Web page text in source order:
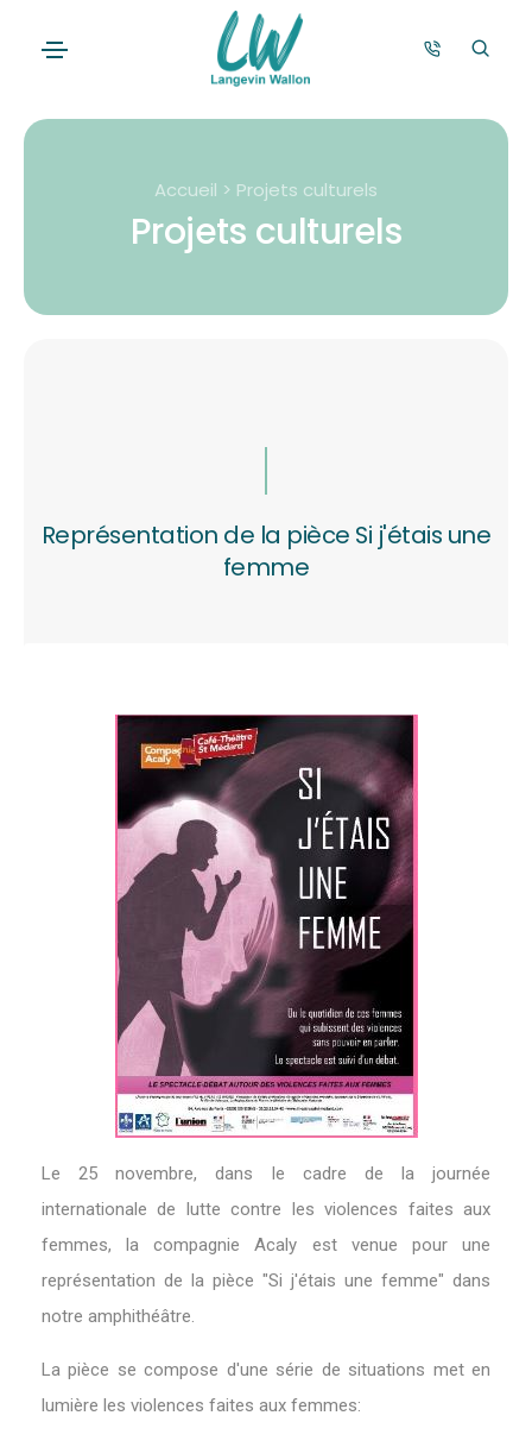
Accueil > Projets culturels
Projets culturels
Représentation de la pièce Si j'étais une
femme
Le 25 novembre, dans le cadre de la journée
internationale de lutte contre les violences faites aux
femmes, la compagnie Acaly est venue pour une
représentation de la pièce "Si j'étais une femme" dans
notre amphithéâtre.
La pièce se compose d'une série de situations met en
lumière les violences faites aux femmes: